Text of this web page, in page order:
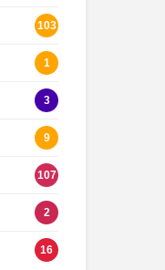
103
1
3
9
107
2
16